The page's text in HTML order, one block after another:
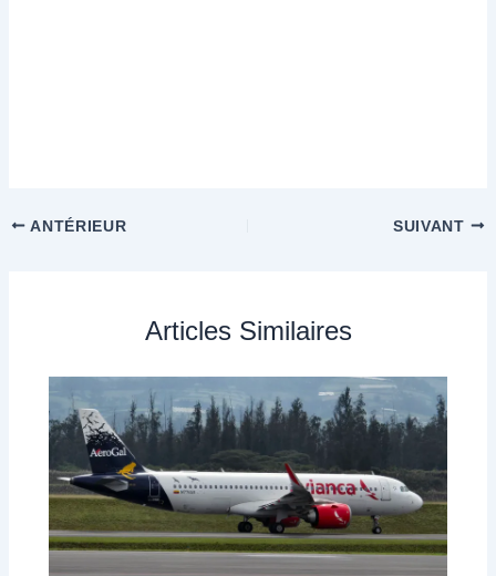
ANTÉRIEUR SUIVANT
Articles Similaires